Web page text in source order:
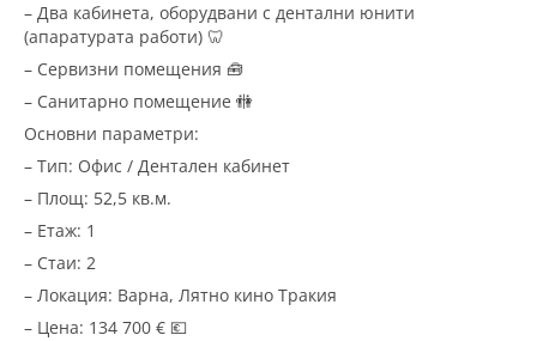
– Два кабинета, оборудвани с дентални юнити
(апаратурата работи) 🦷
– Сервизни помещения 🧰
– Санитарно помещение 🚻
Основни параметри:
– Тип: Офис / Дентален кабинет
– Площ: 52,5 кв.м.
– Етаж: 1
– Стаи: 2
– Локация: Варна, Лятно кино Тракия
– Цена: 134 700 € 💶